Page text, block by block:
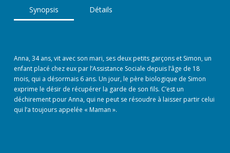
Synopsis Détails
Anna, 34 ans, vit avec son mari, ses deux petits garçons et Simon, un
enfant placé chez eux par l’Assistance Sociale depuis l’âge de 18
mois, qui a désormais 6 ans. Un jour, le père biologique de Simon
exprime le désir de récupérer la garde de son fils. C’est un
déchirement pour Anna, qui ne peut se résoudre à laisser partir celui
qui l’a toujours appelée « Maman ».